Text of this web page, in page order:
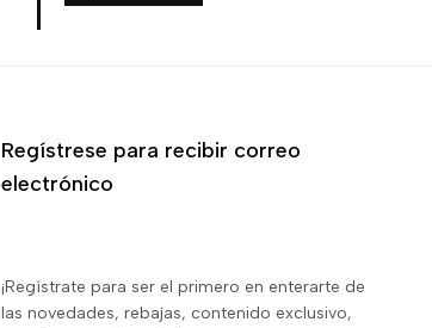
Regístrese para recibir correo
electrónico
¡Regístrate para ser el primero en enterarte de
las novedades, rebajas, contenido exclusivo,